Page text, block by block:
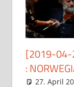
[2019-04-
:
27. April